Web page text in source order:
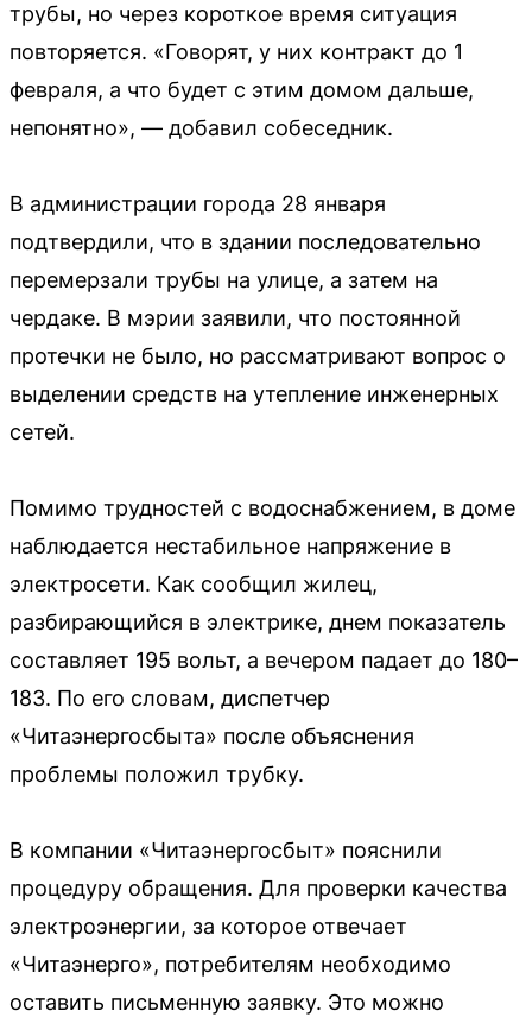
трубы, но через короткое время ситуация
повторяется. «Говорят, у них контракт до 1
февраля, а что будет с этим домом дальше,
непонятно», — добавил собеседник.
В администрации города 28 января
подтвердили, что в здании последовательно
перемерзали трубы на улице, а затем на
чердаке. В мэрии заявили, что постоянной
протечки не было, но рассматривают вопрос о
выделении средств на утепление инженерных
сетей.
Помимо трудностей с водоснабжением, в доме
наблюдается нестабильное напряжение в
электросети. Как сообщил жилец,
разбирающийся в электрике, днем показатель
составляет 195 вольт, а вечером падает до 180–
183. По его словам, диспетчер
«Читаэнергосбыта» после объяснения
проблемы положил трубку.
В компании «Читаэнергосбыт» пояснили
процедуру обращения. Для проверки качества
электроэнергии, за которое отвечает
«Читаэнерго», потребителям необходимо
оставить письменную заявку. Это можно